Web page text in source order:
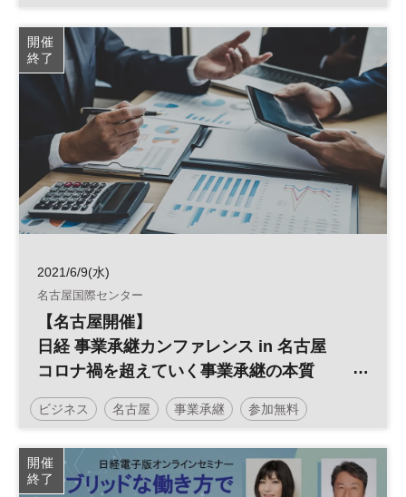
大学 グローバル 科学 MBA
参加無料
開催
終了
2021/6/9(水)
名古屋国際センター
【名古屋開催】
日経 事業承継カンファレンス in 名古屋
コロナ禍を超えていく事業承継の本質
～企業存続の資産承継と自社株対策とは～
ビジネス 名古屋 事業承継 参加無料
開催
終了